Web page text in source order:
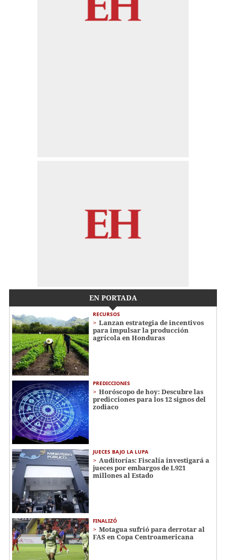
EN PORTADA
RECURSOS
Lanzan estrategia de incentivos
para impulsar la producción
agrícola en Honduras
PREDICCIONES
Horóscopo de hoy: Descubre las
predicciones para los 12 signos del
zodiaco
JUECES BAJO LA LUPA
Auditorías: Fiscalía investigará a
jueces por embargos de L921
millones al Estado
FINALIZÓ
Motagua sufrió para derrotar al
FAS en Copa Centroamericana